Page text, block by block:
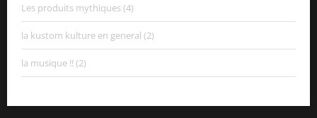
Les produits mythiques (4)
la kustom kulture en general (2)
la musique !! (2)